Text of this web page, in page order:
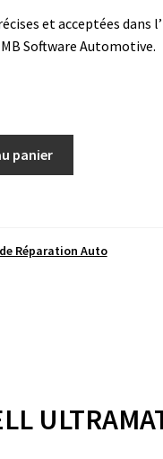
et acceptées dans
Software Automotive.
panier
Réparation Auto